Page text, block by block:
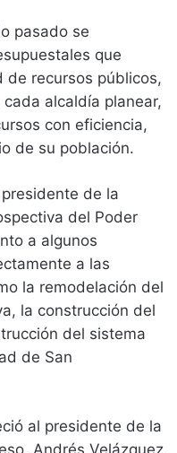
pasado se
que
recursos públicos,
alcaldía planear,
con eficiencia,
de su población.
de la
del Poder
a algunos
a las
la remodelación del
la construcción del
del sistema
de San
al presidente de la